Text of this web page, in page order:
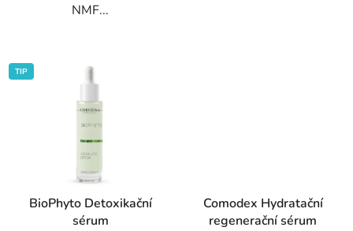
NMF...
TIP
BioPhyto Detoxikační
sérum
Comodex Hydratační
regenerační sérum